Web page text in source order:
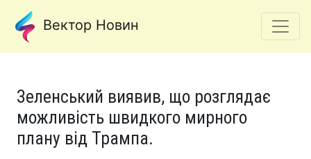
Вектор Новин
Зеленський виявив, що розглядає
можливість швидкого мирного
плану від Трампа.